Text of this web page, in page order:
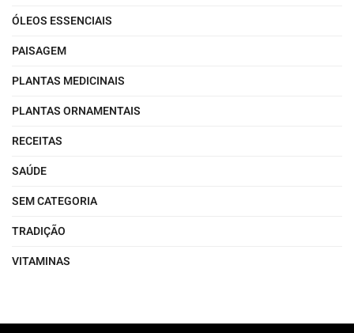
ÓLEOS ESSENCIAIS
PAISAGEM
PLANTAS MEDICINAIS
PLANTAS ORNAMENTAIS
RECEITAS
SAÚDE
SEM CATEGORIA
TRADIÇÃO
VITAMINAS